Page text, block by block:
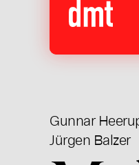
Gunnar
Jürgen Balzer